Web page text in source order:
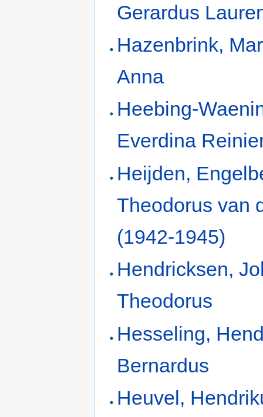
Gerardus
Hazenbrink,
Anna
Heebing-
Everdina
Heijden,
Theodorus van
(1942-1945)
Hendricksen,
Theodorus
Hesseling,
Bernardus
Heuvel,